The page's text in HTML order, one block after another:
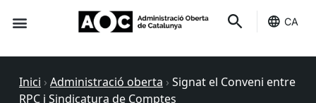
CA
Inici › Administració oberta › Signat el Conveni entre
RPC i Sindicatura de Comptes